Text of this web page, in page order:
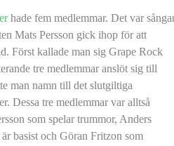
hade fem medlemmar. Det var
Mats Persson gick ihop för att
Först kallade man sig Grape Rock
tre medlemmar anslöt sig till
man namn till det slutgiltiga
Dessa tre medlemmar var alltså
som spelar trummor, Anders
basist och Göran Fritzon som